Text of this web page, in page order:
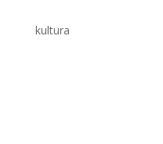
kultura